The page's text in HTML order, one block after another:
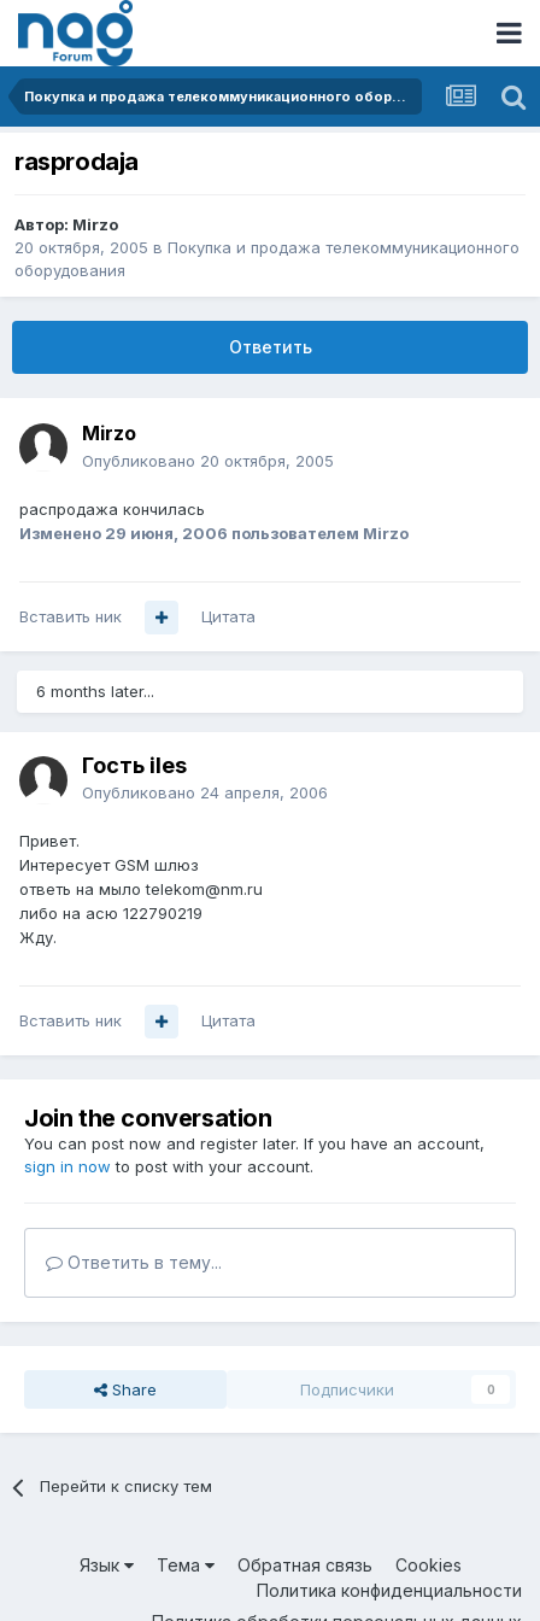
Покупка и продажа телекоммуникационного оборудования
rasprodaja
Автор: Mirzo
20 октября, 2005 в Покупка и продажа телекоммуникационного
оборудования
Ответить
Mirzo
Опубликовано 20 октября, 2005
распродажа кончилась
Изменено 29 июня, 2006 пользователем Mirzo
Вставить ник Цитата
6 months later...
Гость iles
Опубликовано 24 апреля, 2006
Привет.
Интересует GSM шлюз
ответь на мыло telekom@nm.ru
либо на асю 122790219
Жду.
Вставить ник Цитата
Join the conversation
You can post now and register later. If you have an account,
sign in now to post with your account.
Ответить в тему...
Share Подписчики 0
Перейти к списку тем
Язык Тема Обратная связь
Cookies
Политика конфиденциальности